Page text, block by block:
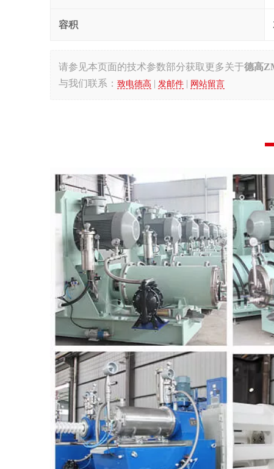
容积
请参见本页面的技术参数部分获取更多关于德高
与我们联系： 致电德高 | 发邮件| 网站留言